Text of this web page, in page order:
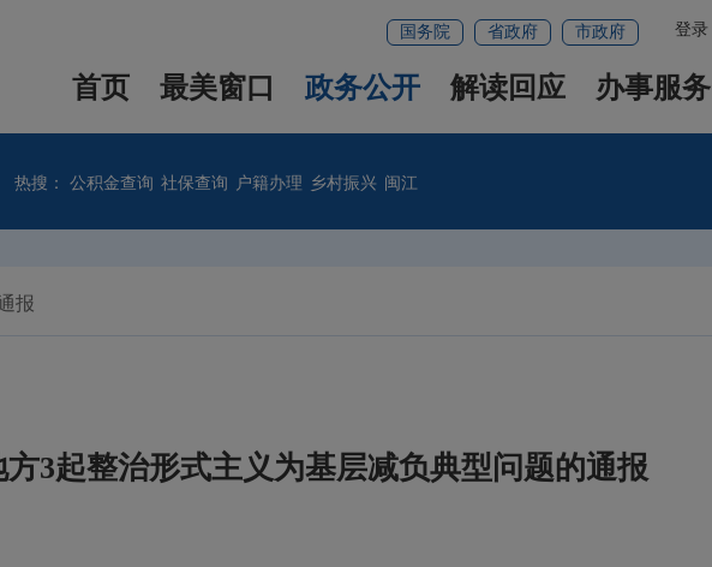
登录
国务院 省政府 市政府
首页 最美窗口 政务公开 解读回应 办事服务
热搜：公积金查询 社保查询 户籍办理 乡村振兴 闽江
报
3起整治形式主义为基层减负典型问题的通报